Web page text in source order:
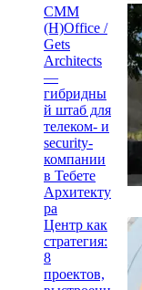
CMM
(H)Office /
Gets
Architects
—
гибридны
й штаб для
телеком- и
security-
компании
в Тебете
Архитекту
ра
Центр как
стратегия:
8
проектов,